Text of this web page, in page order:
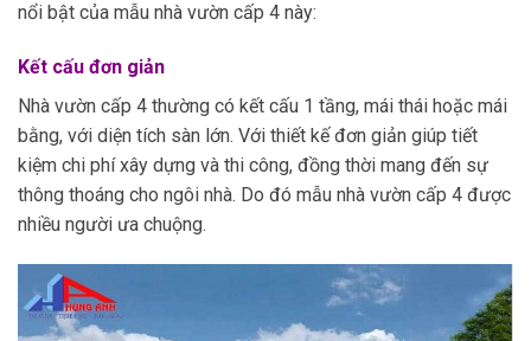
nổi bật của mẫu nhà vườn cấp 4 này:
Kết cấu đơn giản
Nhà vườn cấp 4 thường có kết cấu 1 tầng, mái thái hoặc mái
bằng, với diện tích sàn lớn. Với thiết kế đơn giản giúp tiết
kiệm chi phí xây dựng và thi công, đồng thời mang đến sự
thông thoáng cho ngôi nhà. Do đó mẫu nhà vườn cấp 4 được
nhiều người ưa chuộng.